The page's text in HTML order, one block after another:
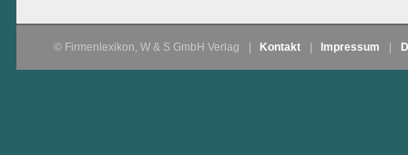
© Firmenlexikon, W & S GmbH Verlag Kontakt Impressum